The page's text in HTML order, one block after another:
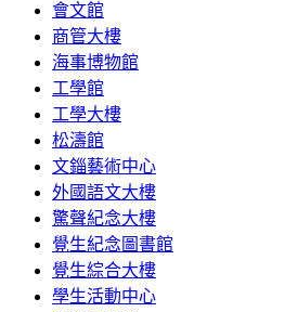
會文館
商管大樓
海事博物館
工學館
工學大樓
松濤館
文錙藝術中心
外國語文大樓
驚聲紀念大樓
覺生紀念圖書館
覺生綜合大樓
學生活動中心